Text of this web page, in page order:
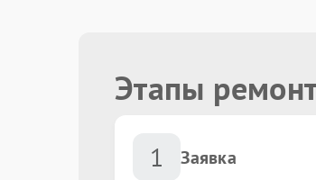
Этапы
1 Заявка